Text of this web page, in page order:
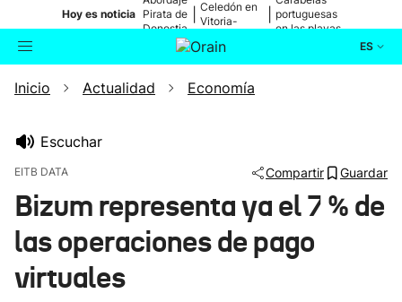
Hoy es noticia Pirata de
Donostia
Celedón en
Vitoria-
portuguesas
en las playas
ES
Buscador Actualidad
Ikusmiran
Inicio Actualidad Economía
Escuchar
EITB DATA Compartir Guardar
Bizum representa ya el 7 % de
las operaciones de pago
virtuales